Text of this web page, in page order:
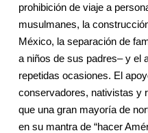
prohibición de viaje a
musulmanes, la
México, la separación de
a niños de sus padres– y el
repetidas ocasiones. El
conservadores, nativistas y
que una gran mayoría de
en su mantra de “hacer